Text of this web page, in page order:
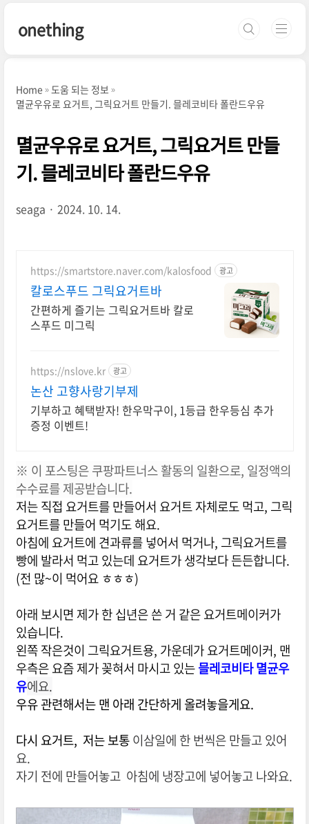
onething
Home
도움 되는 정보
멸균우유로 요거트, 그릭요거트 만들기. 믈레코비타 폴란드우유
멸균우유로 요거트, 그릭요거트 만들
기. 믈레코비타 폴란드우유
seaga 2024. 10. 14.
https://smartstore.naver.com/kalosfood 광고
칼로스푸드 그릭요거트바
간편하게 즐기는 그릭요거트바 칼로
스푸드 미그릭
https://nslove.kr 광고
논산 고향사랑기부제
기부하고 혜택받자! 한우막구이, 1등급 한우등심 추가
증정 이벤트!
※ 이 포스팅은 쿠팡파트너스 활동의 일환으로, 일정액의
수수료를 제공받습니다.
저는 직접 요거트를 만들어서 요거트 자체로도 먹고, 그릭
요거트를 만들어 먹기도 해요.
아침에 요거트에 견과류를 넣어서 먹거나, 그릭요거트를
빵에 발라서 먹고 있는데 요거트가 생각보다 든든합니다.
(전 많~이 먹어요 ㅎㅎㅎ)
아래 보시면 제가 한 십년은 쓴 거 같은 요거트메이커가
있습니다.
왼쪽 작은것이 그릭요거트용, 가운데가 요거트메이커, 맨
우측은 요즘 제가 꽂혀서 마시고 있는믈레코비타 멸균우
유에요.
우유 관련해서는 맨 아래 간단하게 올려놓을게요.
다시 요거트, 저는 보통이삼일에 한 번씩은 만들고 있어
요.
자기 전에 만들어놓고 아침에 냉장고에 넣어놓고 나와요.